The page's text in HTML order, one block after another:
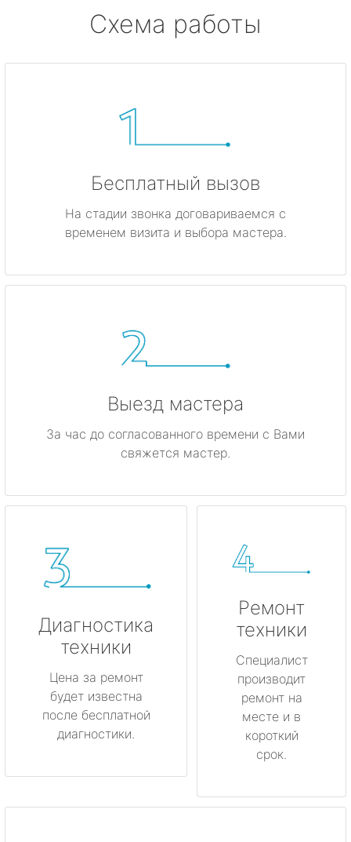
Схема работы
Бесплатный вызов
На стадии звонка договариваемся с
временем визита и выбора мастера.
Выезд мастера
За час до согласованного времени с Вами
свяжется мастер.
Диагностика
техники
Цена за ремонт
будет известна
после бесплатной
диагностики.
Ремонт
техники
Специалист
производит
ремонт на
месте и в
короткий
срок.